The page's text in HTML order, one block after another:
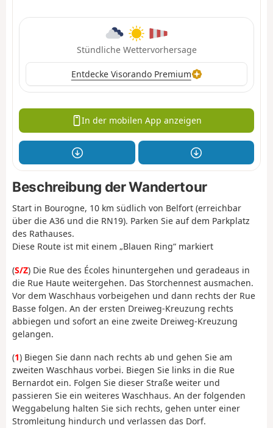
Stündliche Wettervorhersage
Entdecke Visorando Premium
In der mobilen App anzeigen
Beschreibung der Wandertour
Start in Bourogne, 10 km südlich von Belfort (erreichbar
über die A36 und die RN19). Parken Sie auf dem Parkplatz
des Rathauses.
Diese Route ist mit einem „Blauen Ring“ markiert
(S/Z) Die Rue des Écoles hinuntergehen und geradeaus in
die Rue Haute weitergehen. Das Storchennest ausmachen.
Vor dem Waschhaus vorbeigehen und dann rechts der Rue
Basse folgen. An der ersten Dreiweg-Kreuzung rechts
abbiegen und sofort an eine zweite Dreiweg-Kreuzung
gelangen.
(1) Biegen Sie dann nach rechts ab und gehen Sie am
zweiten Waschhaus vorbei. Biegen Sie links in die Rue
Bernardot ein. Folgen Sie dieser Straße weiter und
passieren Sie ein weiteres Waschhaus. An der folgenden
Weggabelung halten Sie sich rechts, gehen unter einer
Stromleitung hindurch und verlassen das Dorf.